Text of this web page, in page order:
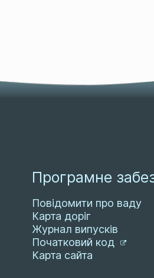
Програмне
Повідомити про ваду
Карта доріг
Журнал випусків
Початковий код
Карта сайта